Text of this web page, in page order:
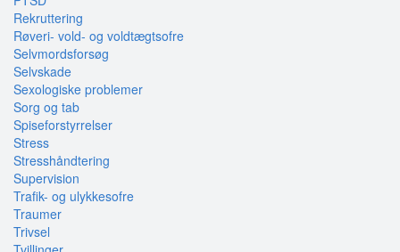
Rekruttering
Røveri- vold- og voldtægtsofre
Selvmordsforsøg
Selvskade
Sexologiske problemer
Sorg og tab
Spiseforstyrrelser
Stress
Stresshåndtering
Supervision
Trafik- og ulykkesofre
Traumer
Trivsel